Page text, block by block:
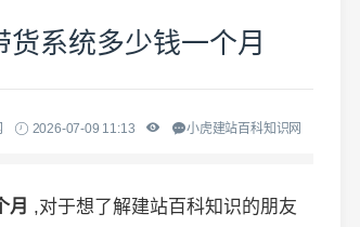
系统多少钱一个月
2026-07-09 11:13 小虎建站百科知识网
月 ,对于想了解建站百科知识的朋友